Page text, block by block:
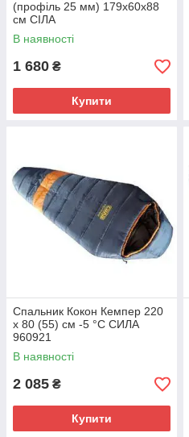
(профіль 25 мм) 179х60х88
см СІЛА
В наявності
1 680 ₴
Купити
Спальник Кокон Кемпер 220
х 80 (55) см -5 °C СИЛА
960921
В наявності
2 085 ₴
Купити